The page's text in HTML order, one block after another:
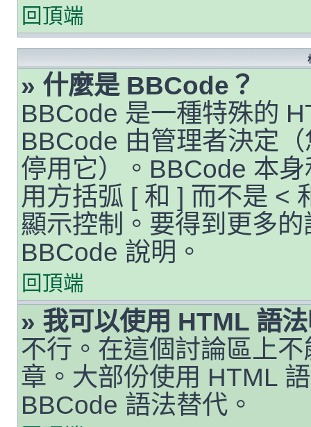
回頂端
» 什麼是 BBCode？
BBCode 是一種特殊的
BBCode 由管理者決定
停用它）。BBCode 本
用方括弧 [ 和 ] 而不是 <
顯示控制。要得到更多
BBCode 說明。
回頂端
» 我可以使用 HTML 語
不行。在這個討論區上
章。大部份使用 HTML
BBCode 語法替代。